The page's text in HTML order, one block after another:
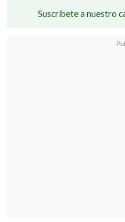
Suscríbete a nuestro